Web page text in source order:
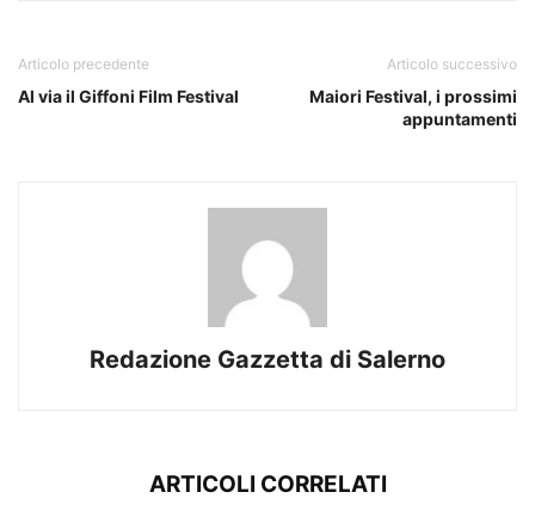
Articolo precedente
Al via il Giffoni Film Festival
Articolo successivo
Maiori Festival, i prossimi
appuntamenti
Redazione Gazzetta di Salerno
ARTICOLI CORRELATI